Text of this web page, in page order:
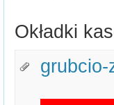
Okładki